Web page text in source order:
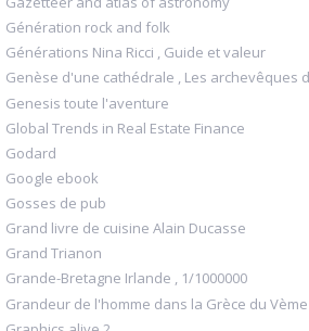
Génération rock and folk
Générations Nina Ricci , Guide et valeur
Genèse d'une cathédrale , Les archevêques
Genesis toute l'aventure
Global Trends in Real Estate Finance
Godard
Google ebook
Gosses de pub
Grand livre de cuisine Alain Ducasse
Grand Trianon
Grande-Bretagne Irlande , 1/1000000
Grandeur de l'homme dans la Grèce du